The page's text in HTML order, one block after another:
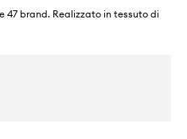
brand. Realizzato in tessuto di